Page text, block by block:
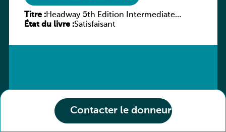
Contacter le donneur
Titre :Headway 5th Edition Intermediate
Workbook without key
État du livre :Satisfaisant